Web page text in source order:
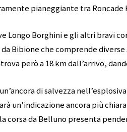
pianeggiante tra Roncade
Longo Borghini e gli altri bravi
Bibione che comprende
però a 18 km dall’arrivo,
di salvezza
un’indicazione ancora più
corsa da Belluno presenta